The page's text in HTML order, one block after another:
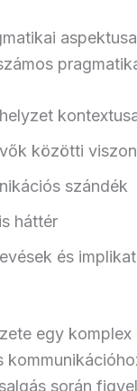
közötti
szándék
háttér
és
egy
során